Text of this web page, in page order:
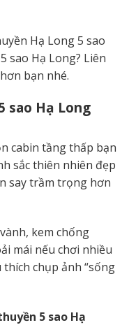
Hạ Long 5 sao
sao Hạ Long? Liên
bạn nhé.
sao Hạ Long
cabin tầng thấp bạn
sắc thiên nhiên đẹp
say trầm trọng hơn
kem chống
mái nếu chơi nhiều
chụp ảnh “sống
5 sao Hạ